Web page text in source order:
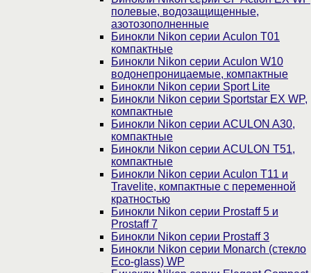
полевые, водозащищенные,
азотозополненные
Бинокли Nikon серии Aculon T01
компактные
Бинокли Nikon серии Aculon W10
водонепроницаемые, компактные
Бинокли Nikon серии Sport Lite
Бинокли Nikon серии Sportstar EX WP,
компактные
Бинокли Nikon серии ACULON A30,
компактные
Бинокли Nikon серии ACULON Т51,
компактные
Бинокли Nikon серии Aculon T11 и
Travelite, компактные с переменной
кратностью
Бинокли Nikon серии Prostaff 5 и
Prostaff 7
Бинокли Nikon серии Prostaff 3
Бинокли Nikon серии Monarch (стекло
Eco-glass) WP